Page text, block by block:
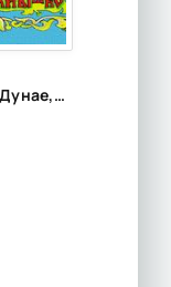
Былина о Дунае, Добрыне и Владимире Красно Солнышко